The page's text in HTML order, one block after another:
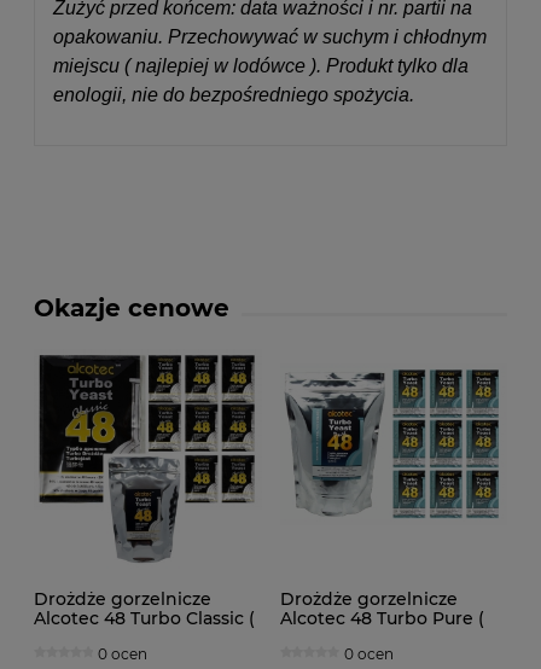
Zużyć przed końcem: data ważności i nr. partii na
opakowaniu. Przechowywać w suchym i chłodnym
miejscu ( najlepiej w lodówce ). Produkt tylko dla
enologii, nie do bezpośredniego spożycia.
Okazje cenowe
Drożdże gorzelnicze
Alcotec 48 Turbo Classic (
0 ocen
Drożdże gorzelnicze
Alcotec 48 Turbo Pure (
0 ocen